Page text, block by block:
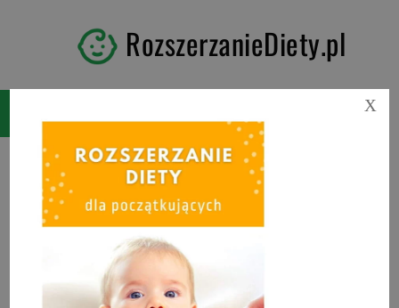
RozszerzanieDiety.pl
X